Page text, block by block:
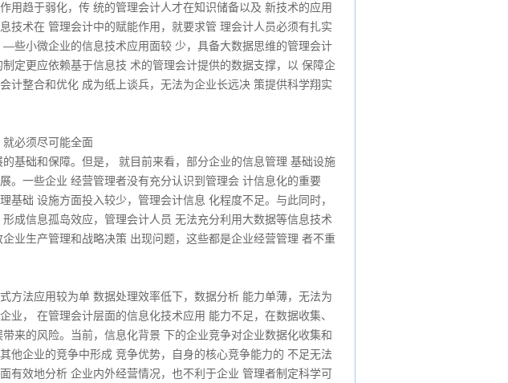
用趋于弱化，传 统的管理会计人才在知识储备以及 新技术的应用
技术在 管理会计中的赋能作用，就要求管 理会计人员必须有扎实
些小微企业的信息技术应用面较 少，具备大数据思维的管理会计
定更应依赖基于信息技 术的管理会计提供的数据支撑，以 保障企
计整合和优化 成为纸上谈兵，无法为企业长远决 策提供科学翔实
必须尽可能全面
基础和保障。但是， 就目前来看，部分企业的信息管理 基础设施
。一些企业 经营管理者没有充分认识到管理会 计信息化的重要
础 设施方面投入较少，管理会计信息 化程度不足。与此同时，
成信息孤岛效应，管理会计人员 无法充分利用大数据等信息技术
业生产管理和战略决策 出现问题，这些都是企业经营管理 者不重
方法应用较为单 数据处理效率低下，数据分析 能力单薄，无法为
， 在管理会计层面的信息化技术应用 能力不足，在数据收集、
来的风险。当前，信息化背景 下的企业竞争对企业数据化收集和
他企业的竞争中形成 竞争优势，自身的核心竞争能力的 不足无法
有效地分析 企业内外经营情况，也不利于企业 管理者制定科学可